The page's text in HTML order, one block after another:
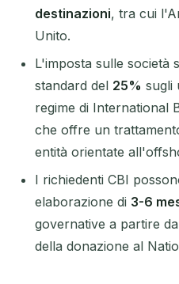
destinazioni, tra cui
Unito.
L'imposta sulle società
standard del 25% sugli
regime di International
che offre un
entità orientate
I richiedenti CBI
elaborazione di 3-6
governative a partire
della donazione al